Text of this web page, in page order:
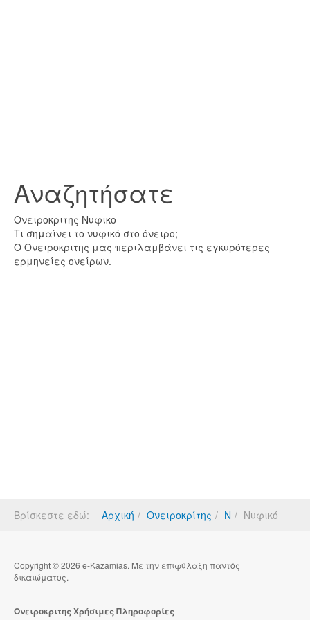
Αναζητήσατε
Ονειροκριτης Νυφικο
Τι σημαίνει το νυφικό στο όνειρο;
Ο Ονειροκριτης μας περιλαμβάνει τις εγκυρότερες
ερμηνείες ονείρων.
Βρίσκεστε εδώ: Αρχική Ονειροκρίτης Ν Νυφικό
Copyright © 2026 e-Kazamias. Με την επιφύλαξη παντός
δικαιώματος.
Ονειροκριτης Χρήσιμες Πληροφορίες